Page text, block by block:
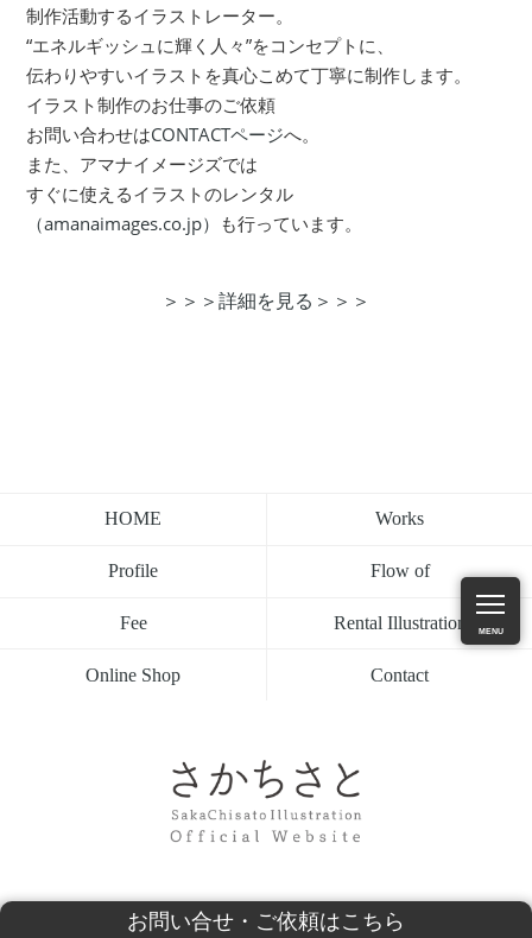
MENU
お問い合せ・ご依頼はこちら
制作活動するイラストレーター。
“エネルギッシュに輝く人々”をコンセプトに、
伝わりやすいイラストを真心こめて丁寧に制作します。
イラスト制作のお仕事のご依頼
お問い合わせはCONTACTページへ。
また、アマナイメージズでは
すぐに使えるイラストのレンタル
（amanaimages.co.jp） も行っています。
＞＞＞詳細を見る＞＞＞
HOME Works
Profile Flow of
Fee Rental Illustration
Online Shop Contact
Copyright (c) 2021 SakaChisato All Right Reserved.